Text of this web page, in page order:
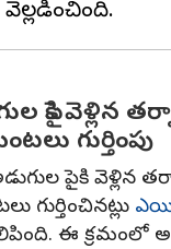
పైకి వెళ్లిన
గుర్తింపు
పైకి వెళ్లిన
గుర్తించినట్లు
ఈ క్రమంలో